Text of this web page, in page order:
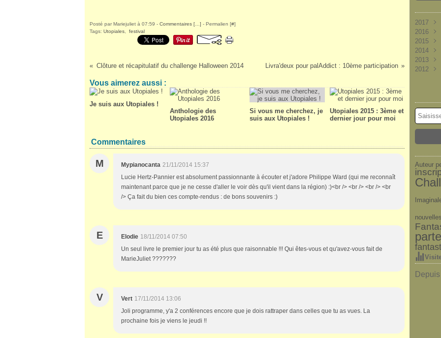
Posté par Mariejuliet à 07:59 - Commentaires [ ] - Permalien [#]
Tags: Utopiales festival
Clôture et récapitulatif du challenge Halloween 2014 Livra'deux pour palAddict : 10ème participation
Vous aimerez aussi :
Je suis aux Utopiales !
Anthologie des
Utopiales 2016
Si vous me cherchez, je
suis aux Utopiales !
Utopiales 2015 : 3ème et
dernier jour pour moi
Commentaires
M Mypianocanta 21/11/2014 15:37
Lucie Hertz-Pannier est absolument passionnante à écouter et j'adore Philippe Ward (qui me reconnaît
maintenant parce que je ne cesse d'aller le voir dès qu'il vient dans la région) :)<br /> <br /> <br /> <br
/> Ça fait du bien ces compte-rendus : de bons souvenirs :)
E Elodie 18/11/2014 07:50
Un seul livre le premier jour tu as été plus que raisonnable !!! Qui êtes-vous et qu'avez-vous fait de
MarieJuliet ???????
V Vert 17/11/2014 13:06
Joli programme, y'a 2 conférences encore que je dois rattraper dans celles que tu as vues. La
prochaine fois je viens le jeudi !!
2017
Août
Juillet
Mars
2016
Mai
Avril
Mars
2015
Juin
Mai
Avril
2014
Juillet
Juin
Mai
Mars
2013
Août
Juillet
Juin
Avril
2012
Août
Juillet
Mai
Auteur
nouvelles